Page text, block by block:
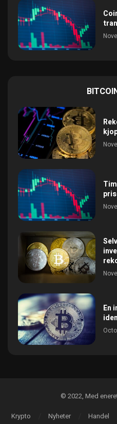
En
©️ 2022, Med
Krypto Nyheter Handel